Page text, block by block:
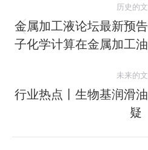
章
导
历史的
历
史
章
金属加工液论坛最新预
子化学计算在金属加工
未来的
未
来
的
行业热点丨生物基润滑
疑